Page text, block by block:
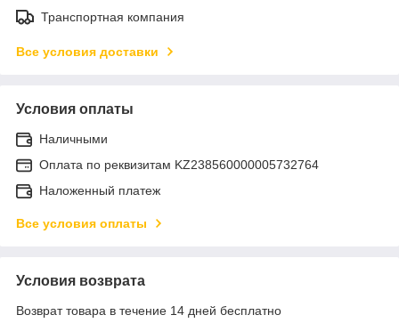
Транспортная компания
Все условия доставки
Условия оплаты
Наличными
Оплата по реквизитам KZ238560000005732764
Наложенный платеж
Все условия оплаты
Условия возврата
Возврат товара в течение 14 дней бесплатно